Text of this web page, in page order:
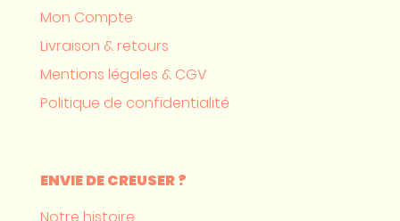
Mon Compte
Livraison & retours
Mentions légales & CGV
Politique de confidentialité
ENVIE DE CREUSER ?
Notre histoire